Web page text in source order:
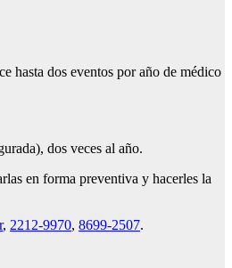
hasta dos eventos por año de médico
dos veces al año.
en forma preventiva y hacerles la
, 2212-9970, 8699-2507.